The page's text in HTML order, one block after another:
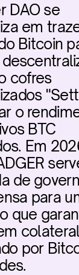
DAO se
em
Bitcoin
cofres
o
BTC
Em
de
para
que
colateral
por